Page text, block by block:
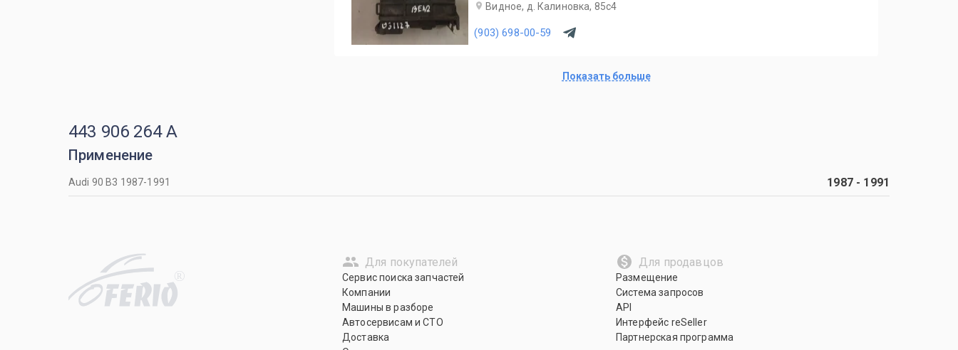
Видное, д. Калиновка, 85с4
(903) 698-00-59
Показать больше
443 906 264 A
Применение
Audi 90 B3 1987-1991 1987- 1991
R
Для покупателей
Сервис поиска запчастей
Компании
Машины в разборе
Автосервисам и СТО
Доставка
Для продавцов
Размещение
Система запросов
API
Интерфейс reSeller
Партнерская программа